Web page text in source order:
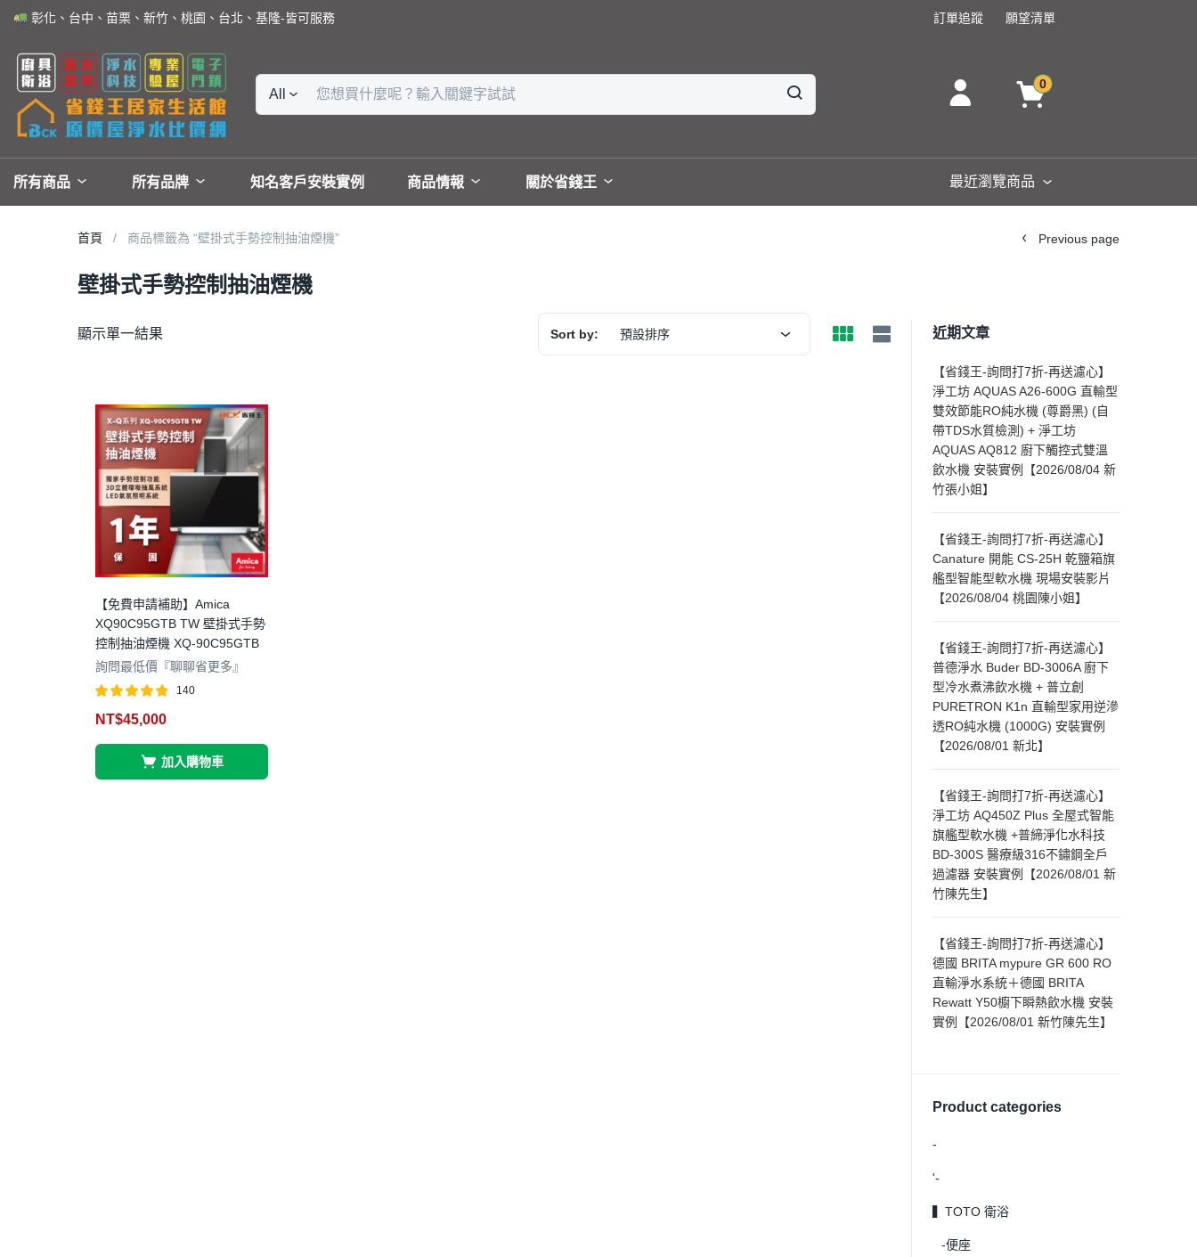
彰化、台中、苗栗、新竹、桃園、台北、基隆-皆可服務 訂單追蹤 願望清單
All
0
所有商品 所有品牌 知名客戶安裝實例 商品情報 關於省錢王 最近瀏覽商品
首頁 商品標籤為 “壁掛式手勢控制抽油煙機” Previous page
壁掛式手勢控制抽油煙機
顯示單一結果 Sort by: 預設排序
【免費申請補助】Amica
XQ90C95GTB TW 壁掛式手勢
控制抽油煙機 XQ-90C95GTB
詢問最低價『聊聊省更多』
評分 4.78
滿分 5
140
NT$45,000
加入購物車
近期文章
【省錢王-詢問打7折-再送濾心】
淨工坊 AQUAS A26-600G 直輸型
雙效節能RO純水機 (尊爵黑) (自
帶TDS水質檢測) + 淨工坊
AQUAS AQ812 廚下觸控式雙溫
飲水機 安裝實例【2026/08/04 新
竹張小姐】
【省錢王-詢問打7折-再送濾心】
Canature 開能 CS-25H 乾鹽箱旗
艦型智能型軟水機 現場安裝影片
【2026/08/04 桃園陳小姐】
【省錢王-詢問打7折-再送濾心】
普德淨水 Buder BD-3006A 廚下
型冷水煮沸飲水機 + 普立創
PURETRON K1n 直輸型家用逆滲
透RO純水機 (1000G) 安裝實例
【2026/08/01 新北】
【省錢王-詢問打7折-再送濾心】
淨工坊 AQ450Z Plus 全屋式智能
旗艦型軟水機 +普締淨化水科技
BD-300S 醫療級316不鏽鋼全戶
過濾器 安裝實例【2026/08/01 新
竹陳先生】
【省錢王-詢問打7折-再送濾心】
德國 BRITA mypure GR 600 RO
直輸淨水系統＋德國 BRITA
Rewatt Y50櫥下瞬熱飲水機 安裝
實例【2026/08/01 新竹陳先生】
Product categories
-
'-
▍TOTO 衛浴
-便座